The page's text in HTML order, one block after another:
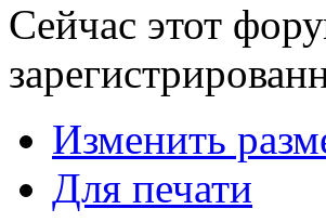
Сейчас этот
Изменить
Для печати